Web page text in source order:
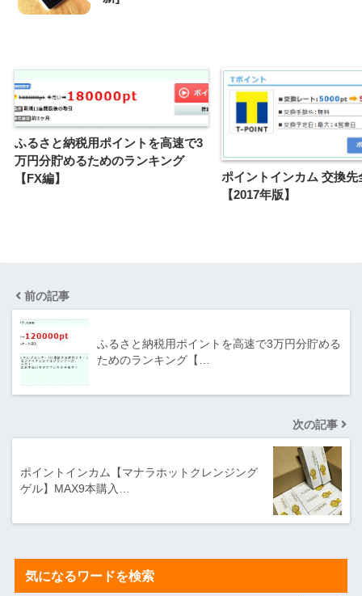
ふるさと納税用ポイントを高速で3
万円分貯めるためのランキング
【FX編】
ポイントインカム 交換先
【2017年版】
前の記事
ふるさと納税用ポイントを高速で3万円分貯める
ためのランキング【…
次の記事
ポイントインカム【マナラホットクレンジング
ゲル】MAX9本購入…
気になるワードを検索